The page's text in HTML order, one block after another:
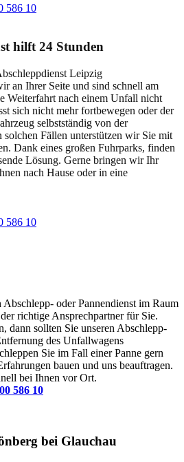
586 10
hilft 24 Stunden
Leipzig
an Ihrer Seite und sind schnell am
Weiterfahrt nach einem Unfall nicht
sich nicht mehr fortbewegen oder der
selbstständig von der
Fällen unterstützen wir Sie mit
Dank eines großen Fuhrparks, finden
Lösung. Gerne bringen wir Ihr
nach Hause oder in eine
586 10
oder Pannendienst im Raum
richtige Ansprechpartner für Sie.
dann sollten Sie unseren Abschlepp-
des Unfallwagens
Sie im Fall einer Panne gern
bauen und uns beauftragen.
bei Ihnen vor Ort.
586 10
bei Glauchau